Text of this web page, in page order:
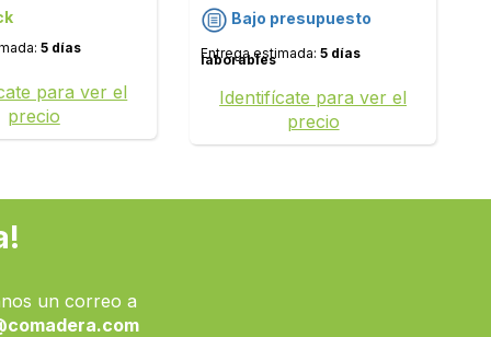
5 días
para ver el
precio
Bajo presupuesto
Entrega estimada:5 días
laborables
Identifícate para ver el
precio
un correo a